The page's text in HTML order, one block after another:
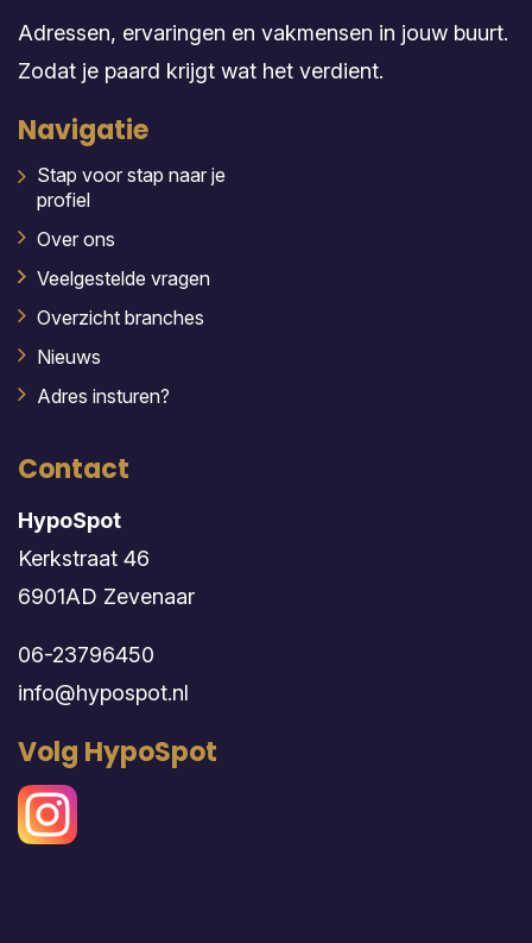
Adressen, ervaringen en vakmensen in jouw buurt.
Zodat je paard krijgt wat het verdient.
Navigatie
Stap voor stap naar je
profiel
Over ons
Veelgestelde vragen
Overzicht branches
Nieuws
Adres insturen?
Contact
HypoSpot
Kerkstraat 46
6901AD Zevenaar
06-23796450
info@hypospot.nl
Volg HypoSpot